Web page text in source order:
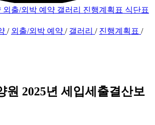
외출/외박 예약 갤러리 진행계획표 식단표
/ 외출/외박 예약 / 갤러리 / 진행계획표 /
원 2025년 세입세출결산보